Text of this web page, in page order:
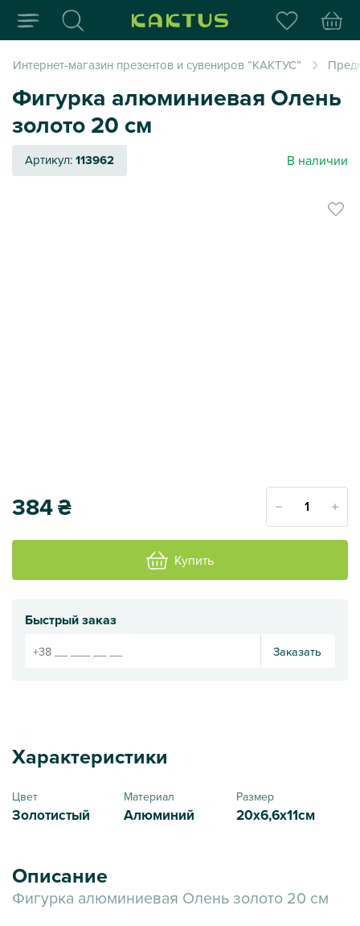
Интернет-магазин
Интернет-магазин презентов и сувениров “КАКТУС”
Фигурка алюминиевая Олень
золото 20 см
Артикул:113962 В наличии
384₴
Купить
Быстрый заказ
Заказать
Характеристики
Цвет
Золотистый
Материал
Алюминий
Размер
20х6,6х11см
Описание
Фигурка алюминиевая Олень золото 20 см